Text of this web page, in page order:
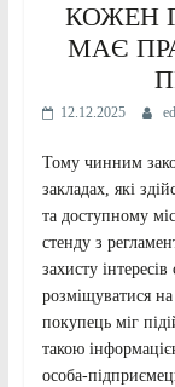
КОЖЕН
МАЄ
12.12.2025
Тому чинним
закладах, які
та доступному
стенду з
захисту
розміщуватися
покупець міг
такою
особа-